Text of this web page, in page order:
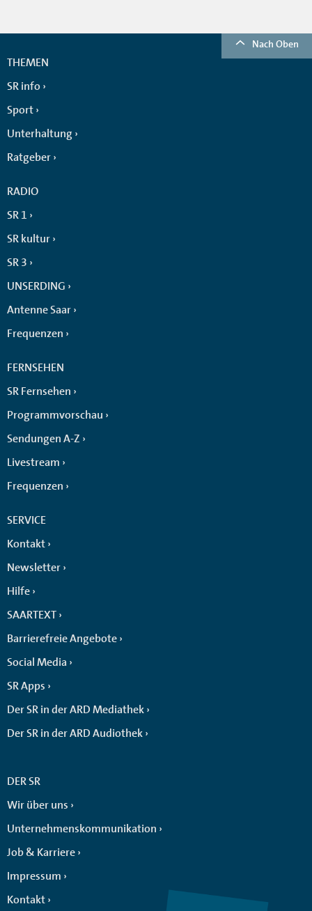
Nach Oben
THEMEN
SR info
Sport
Unterhaltung
Ratgeber
RADIO
SR 1
SR kultur
SR 3
UNSERDING
Antenne Saar
Frequenzen
FERNSEHEN
SR Fernsehen
Programmvorschau
Sendungen A-Z
Livestream
Frequenzen
SERVICE
Kontakt
Newsletter
Hilfe
SAARTEXT
Barrierefreie Angebote
Social Media
SR Apps
Der SR in der ARD Mediathek
Der SR in der ARD Audiothek
DER SR
Wir über uns
Unternehmenskommunikation
Job & Karriere
Impressum
Kontakt